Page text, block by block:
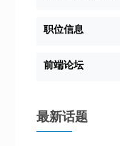
职位信息
前端论坛
最新话题